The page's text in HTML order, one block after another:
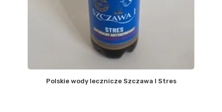
Polskie wody lecznicze Szczawa I Stres